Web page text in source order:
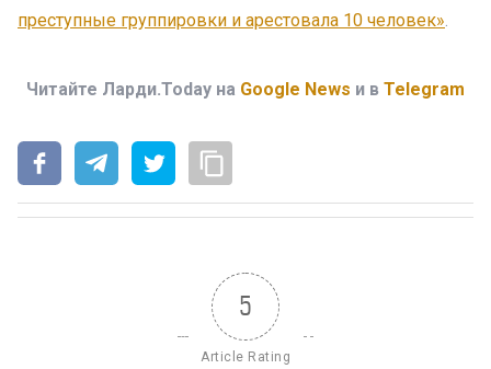
преступные группировки и арестовала 10 человек».
Читайте Ларди.Today на Google News и в Telegram
5
Article Rating